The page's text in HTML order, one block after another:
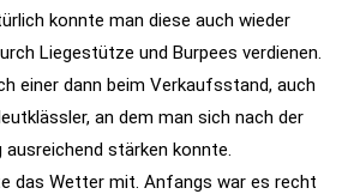
konnte man diese auch wieder
Liegestütze und Burpees verdienen.
einer dann beim Verkaufsstand, auch
an dem man sich nach der
stärken konnte.
das Wetter mit. Anfangs war es recht